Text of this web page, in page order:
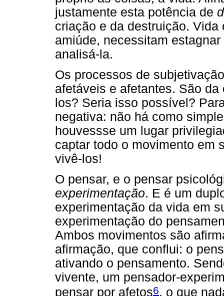
justamente esta potência de
criação e da destruição.
amiúde, necessitam
analisá-la.
Os processos de
afetáveis e afetantes. São
los? Seria isso possível?
negativa: não há como
houvessse um lugar
captar todo o movimento em
vivê-los!
O pensar, e o pensar
experimentação. E é um
experimentação da vida em
experimentação do
Ambos movimentos são
afirmação, que conflui: o
ativando o pensamento.
vivente, um pensador-
pensar por afetos6, o que